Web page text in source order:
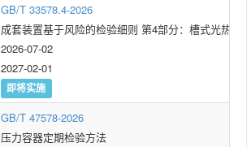
GB/T 33578.4-2026
成套装置基于风险的检验细则 第4部分：槽式光热装
2026-07-02
2027-02-01
即将实施
GB/T 47578-2026
压力容器定期检验方法